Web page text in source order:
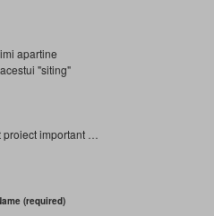
apartine
"siting"
important …
(required)